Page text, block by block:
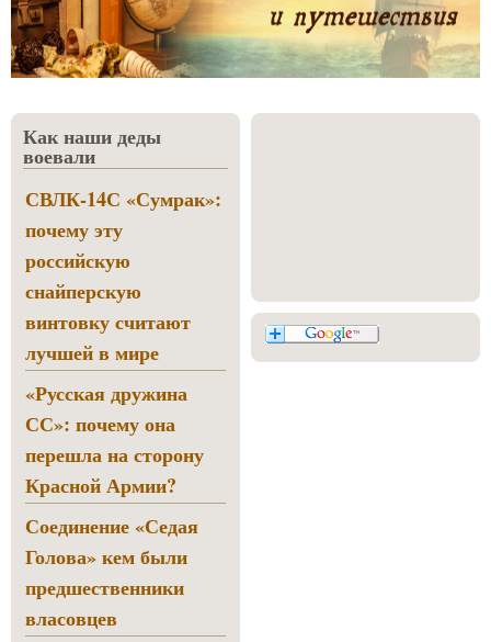
Как наши деды
воевали
СВЛК-14С «Сумрак»:
почему эту
российскую
снайперскую
винтовку считают
лучшей в мире
«Русская дружина
СС»: почему она
перешла на сторону
Красной Армии?
Соединение «Седая
Голова» кем были
предшественники
власовцев